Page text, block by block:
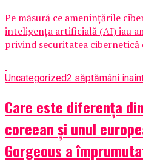
Pe măsură ce amenințările
inteligența artificială (AI) iau
privind securitatea cibernetică
Uncategorized2 săptămâni
Care este diferența
coreean și unul
Gorgeous a